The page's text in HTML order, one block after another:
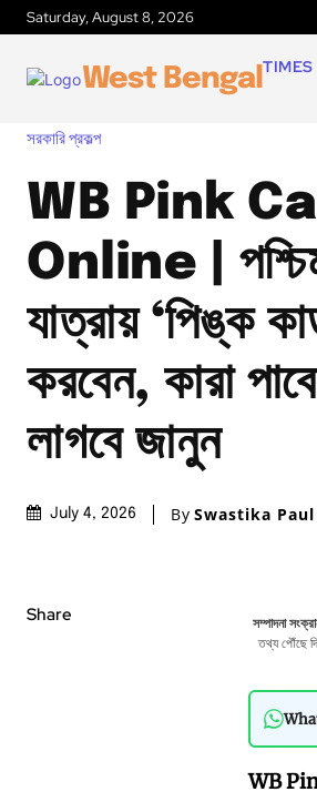
Saturday, August 8, 2026
West Bengal TIMES
সরকারি প্রকল্প
WB Pink
Online |
যাত্রায় ‘পিঙ্ক
করবেন, কারা
লাগবে জানুন
July 4, 2026 By Swastika Paul
Share সম্পাদনা
তথ্য পৌঁছে
WB